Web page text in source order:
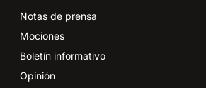
Notas de prensa
Mociones
Boletín informativo
Opinión